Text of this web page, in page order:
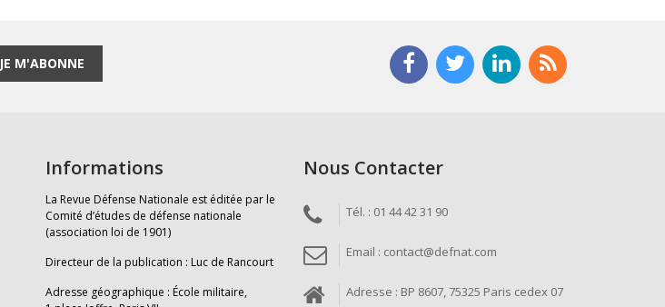
JE M'ABONNE
Informations
La Revue Défense Nationale est éditée par le
Comité d’études de défense nationale
(association loi de 1901)
Directeur de la publication : Luc de Rancourt
Adresse géographique : École militaire,
Nous Contacter
Tél. : 01 44 42 31 90
Email : contact@defnat.com
Adresse : BP 8607, 75325 Paris cedex 07